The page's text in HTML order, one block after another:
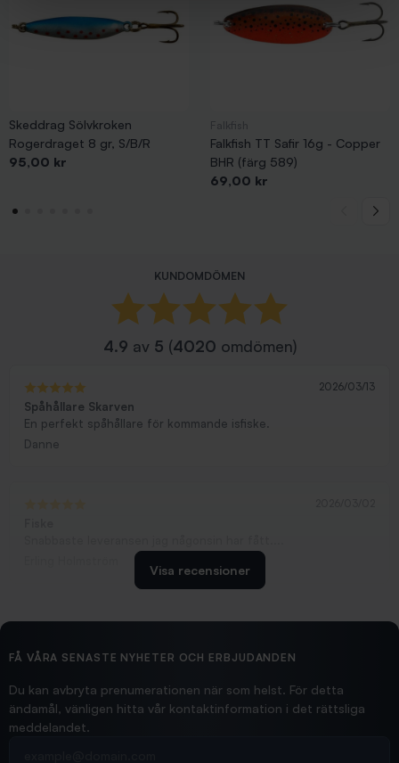
Skeddrag Sölvkroken
Rogerdraget 8 gr, S/B/R
Pris
95,00 kr
Falkfish TT Safir 16g - Copper
BHR (färg 589)
Pris
69,00 kr
KUNDOMDÖMEN
4.9 av 5 (4020 omdömen)
2026/03/13
Spåhållare Skarven
En perfekt spåhållare för kommande isfiske.
Danne
2026/02/19
Hittade exakt vad jag behövde. Snabb och bra...
Visa recensioner
FÅ VÅRA SENASTE NYHETER OCH ERBJUDANDEN
Du kan avbryta prenumerationen när som helst. För detta
ändamål, vänligen hitta vår kontaktinformation i det rättsliga
meddelandet.